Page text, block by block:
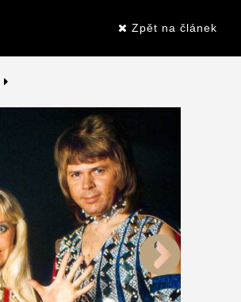
Zpět na článek